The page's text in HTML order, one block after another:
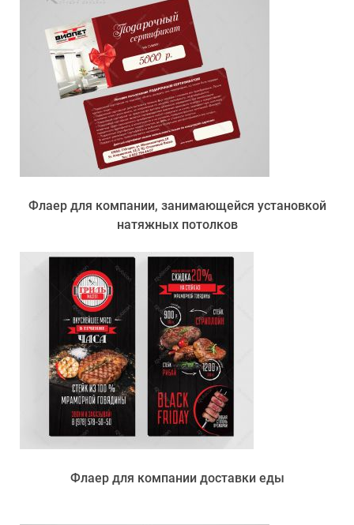
Флаер для компании, занимающейся установкой
натяжных потолков
Флаер для компании доставки еды